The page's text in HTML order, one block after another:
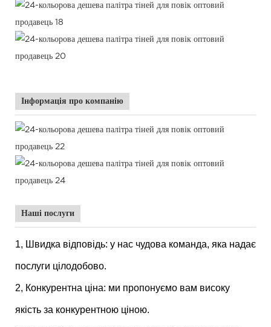
Інформація про компанію
Наші послуги
1, Швидка відповідь: у нас чудова команда, яка надає
послуги цілодобово.
2, Конкурентна ціна: ми пропонуємо вам високу
якість за конкурентною ціною.